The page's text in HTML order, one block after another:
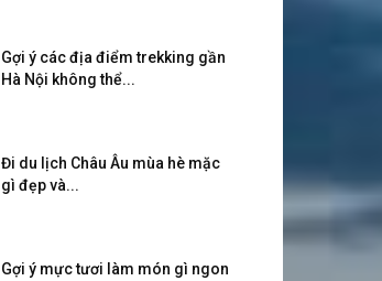
Gợi ý các địa điểm trekking gần
Hà Nội không thể...
Đi du lịch Châu Âu mùa hè mặc
gì đẹp và...
Gợi ý mực tươi làm món gì ngon